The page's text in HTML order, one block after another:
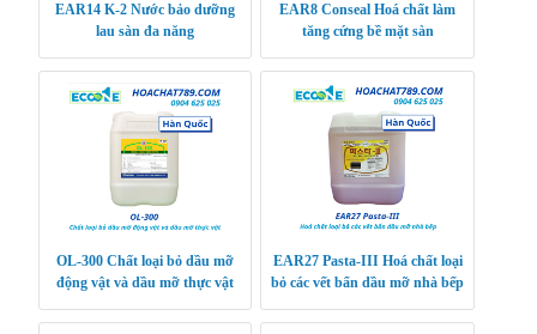
EAR14 K-2 Nước bảo dưỡng
lau sàn đa năng
EAR8 Conseal Hoá chất làm
tăng cứng bề mặt sàn
OL-300 Chất loại bỏ dầu mỡ
động vật và dầu mỡ thực vật
EAR27 Pasta-III Hoá chất loại
bỏ các vết bẩn dầu mỡ nhà bếp